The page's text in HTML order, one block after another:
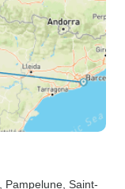
, Pampelune , Saint-